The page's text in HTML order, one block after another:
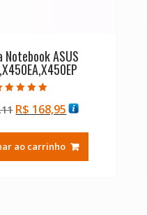
ASUS
4.50
de 5
O
original
era:
R$ 168,95O
atual
é:
ao carrinho